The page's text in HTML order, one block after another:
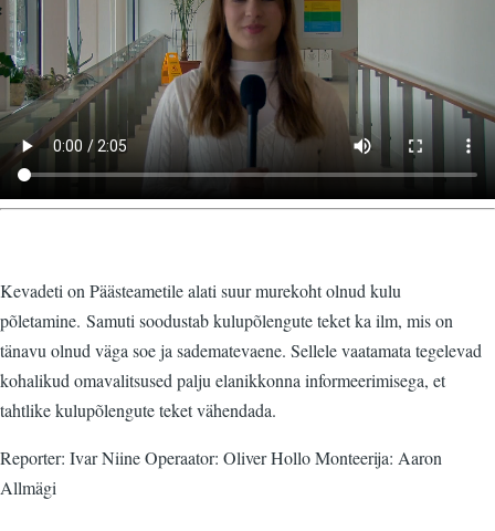
Kevadeti on Päästeametile alati suur murekoht olnud kulu
põletamine. Samuti soodustab kulupõlengute teket ka ilm, mis on
tänavu olnud väga soe ja sadematevaene. Sellele vaatamata tegelevad
kohalikud omavalitsused palju elanikkonna informeerimisega, et
tahtlike kulupõlengute teket vähendada.
Reporter: Ivar Niine Operaator: Oliver Hollo Monteerija: Aaron
Allmägi